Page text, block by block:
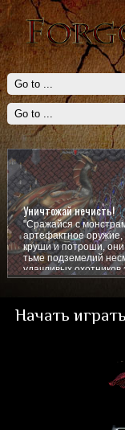
Уничтожай нечисть!
"Сражайся с
артефактное
круши и потроши,
тьме подземелий
удачливых
покажи им кто тут
Начать играть